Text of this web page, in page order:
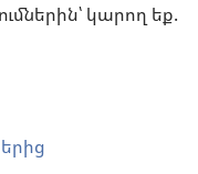
կարող եք.